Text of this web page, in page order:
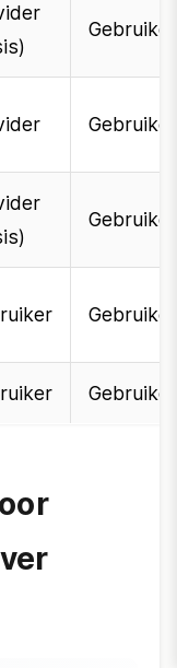
Gebruiker
Gebruiker
Gebruiker
Gebruiker
Gebruiker